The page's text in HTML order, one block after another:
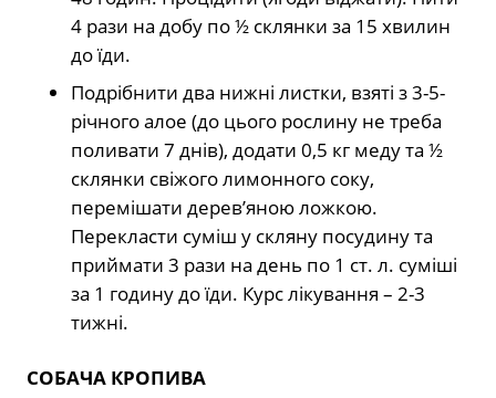
4 рази на добу по ½ склянки за 15 хвилин
до їди.
Подрібнити два нижні листки, взяті з 3-5-
річного алое (до цього рослину не треба
поливати 7 днів), додати 0,5 кг меду та ½
склянки свіжого лимонного соку,
перемішати дерев’яною ложкою.
Перекласти суміш у скляну посудину та
приймати 3 рази на день по 1 ст. л. суміші
за 1 годину до їди. Курс лікування – 2-3
тижні.
СОБАЧА КРОПИВА